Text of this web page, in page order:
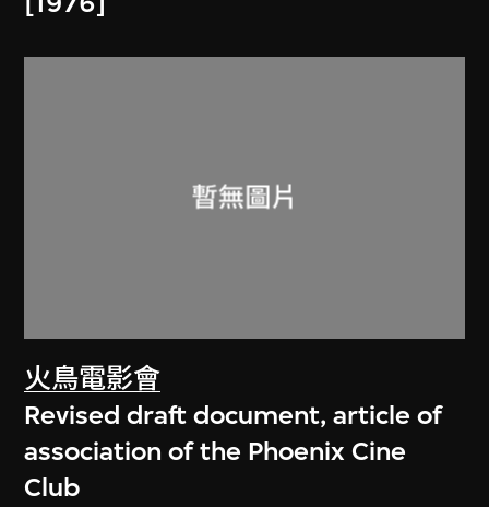
火鳥電影會
Revised draft document, article of
association of the Phoenix Cine
Club